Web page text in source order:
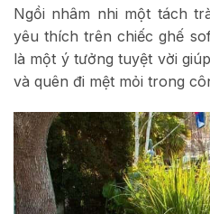
Ngồi nhâm nhi một tách
yêu thích trên chiếc ghế
là một ý tưởng tuyệt vời
và quên đi mệt mỏi trong